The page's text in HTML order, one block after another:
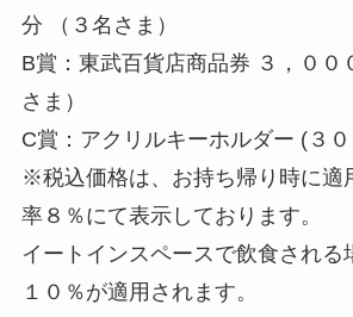
分 （３名さま）
B賞：東武百貨店商品券 ３，００
さま）
C賞：アクリルキーホルダー (３０
※税込価格は、お持ち帰り時に適
率８％にて表示しております。
イートインスペースで飲食される
１０％が適用されます。